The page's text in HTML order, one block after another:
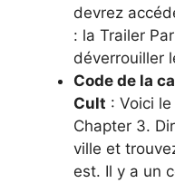
devrez
: la Trailer
déverrouiller
Code de la
Cult : Voici
Chapter 3.
ville et
est. Il y a un